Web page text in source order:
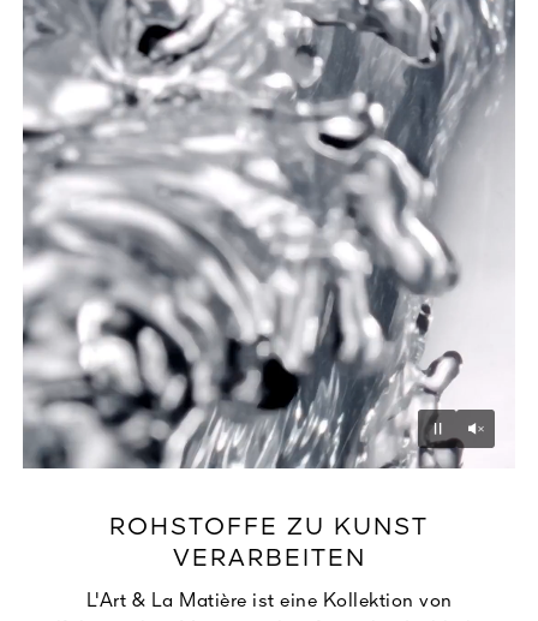
Pause
ROHSTOFFE ZU KUNST
VERARBEITEN
L'Art & La Matière ist eine Kollektion von